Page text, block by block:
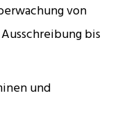
von
bis
und